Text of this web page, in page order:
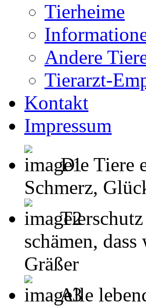
Tierheime
Andere
Tierarzt-
Kontakt
Impressum
Die Tiere
Schmerz,
schämen,
Gräßer
Alle